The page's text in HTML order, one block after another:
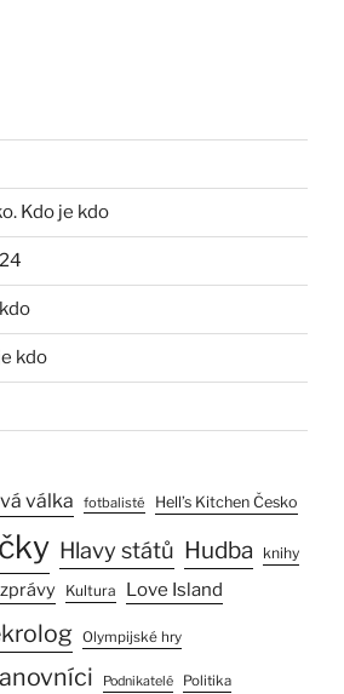
Kdo je kdo
kdo
válka fotbalisté Hell’s Kitchen Česko
Hlavy států Hudba knihy
Kultura Love Island
Olympijské hry
Podnikatelé Politika